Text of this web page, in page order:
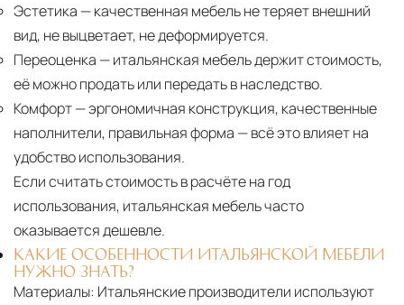
Эстетика — качественная мебель не теряет внешний
вид, не выцветает, не деформируется.
Переоценка — итальянская мебель держит стоимость,
её можно продать или передать в наследство.
Комфорт— эргономичная конструкция, качественные
наполнители, правильная форма — всё это влияет на
удобство использования.
Если считать стоимость в расчёте на год
использования, итальянская мебель часто
оказывается дешевле.
КАКИЕ ОСОБЕННОСТИ ИТАЛЬЯНСКОЙ МЕБЕЛИ
НУЖНО ЗНАТЬ?
Материалы: Итальянские производители используют